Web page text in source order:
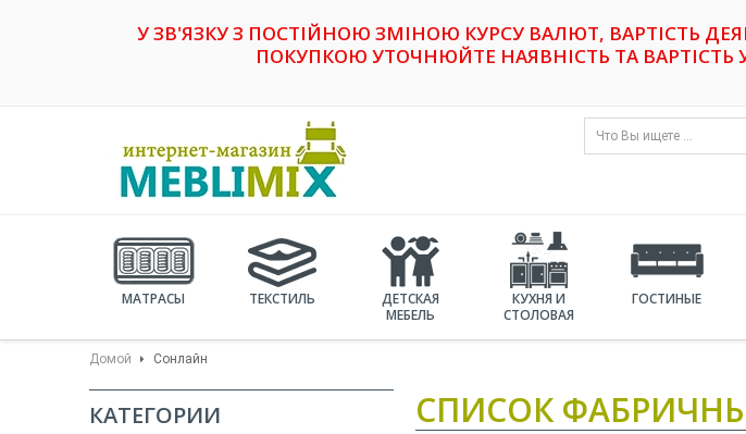
У ЗВ'ЯЗКУ З ПОСТІЙНОЮ ЗМІНОЮ КУРСУ ВАЛЮТ, ВАРТІСТЬ
ПОКУПКОЮ УТОЧНЮЙТЕ НАЯВНІСТЬ ТА
МАТРАСЫ ТЕКСТИЛЬ
ДЕТСКАЯ
МЕБЕЛЬ
КУХНЯ И
СТОЛОВАЯ
ГОСТИНЫЕ
Домой Сонлайн
КАТЕГОРИИ СПИСОК